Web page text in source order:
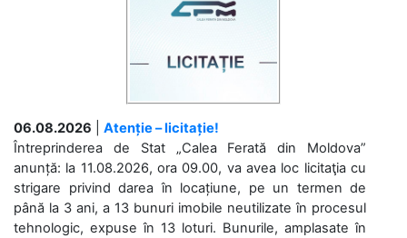
06.08.2026
Atenție – licitație!
Întreprinderea de Stat „Calea Ferată din Moldova”
anunță: la 11.08.2026, ora 09.00, va avea loc licitaţia cu
strigare privind darea în locațiune, pe un termen de
până la 3 ani, a 13 bunuri imobile neutilizate în procesul
tehnologic, expuse în 13 loturi. Bunurile, amplasate în